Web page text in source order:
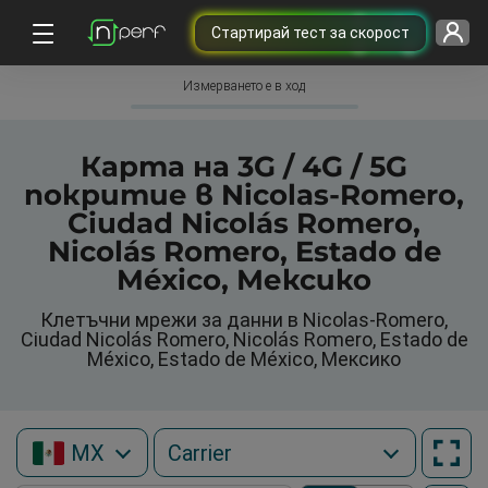
Cтартирай тест за скорост
Измерването е в ход
Карта на 3G / 4G / 5G
покритие в Nicolas-Romero,
Ciudad Nicolás Romero,
Nicolás Romero, Estado de
México, Мексико
Клетъчни мрежи за данни в Nicolas-Romero,
Ciudad Nicolás Romero, Nicolás Romero, Estado de
México, Estado de México, Мексико
MX